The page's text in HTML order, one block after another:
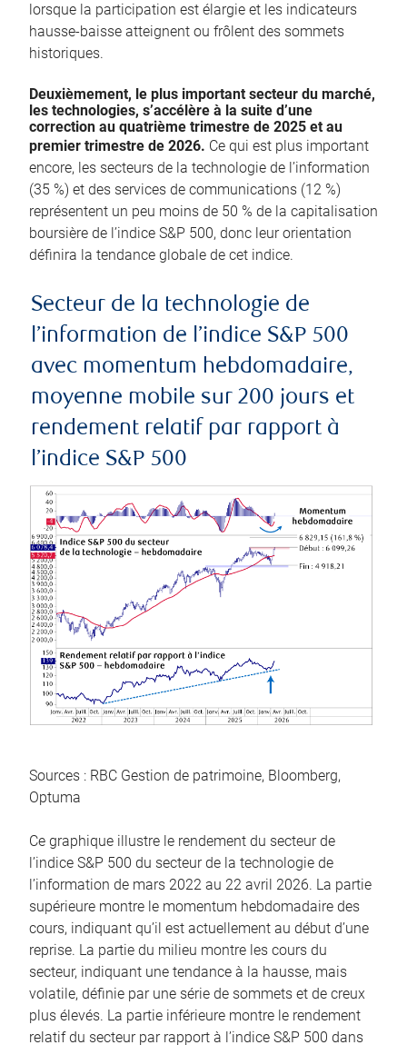
lorsque la participation est élargie et les indicateurs
hausse-baisse atteignent ou frôlent des sommets
historiques.
Deuxièmement, le plus important secteur du marché,
les technologies, s’accélère à la suite d’une
correction au quatrième trimestre de 2025 et au
premier trimestre de 2026. Ce qui est plus important
encore, les secteurs de la technologie de l’information
(35 %) et des services de communications (12 %)
représentent un peu moins de 50 % de la capitalisation
boursière de l’indice S&P 500, donc leur orientation
définira la tendance globale de cet indice.
Secteur de la technologie de
l’information de l’indice S&P 500
avec momentum hebdomadaire,
moyenne mobile sur 200 jours et
rendement relatif par rapport à
l’indice S&P 500
Sources : RBC Gestion de patrimoine, Bloomberg,
Optuma
Ce graphique illustre le rendement du secteur de
l’indice S&P 500 du secteur de la technologie de
l’information de mars 2022 au 22 avril 2026. La partie
supérieure montre le momentum hebdomadaire des
cours, indiquant qu’il est actuellement au début d’une
reprise. La partie du milieu montre les cours du
secteur, indiquant une tendance à la hausse, mais
volatile, définie par une série de sommets et de creux
plus élevés. La partie inférieure montre le rendement
relatif du secteur par rapport à l’indice S&P 500 dans